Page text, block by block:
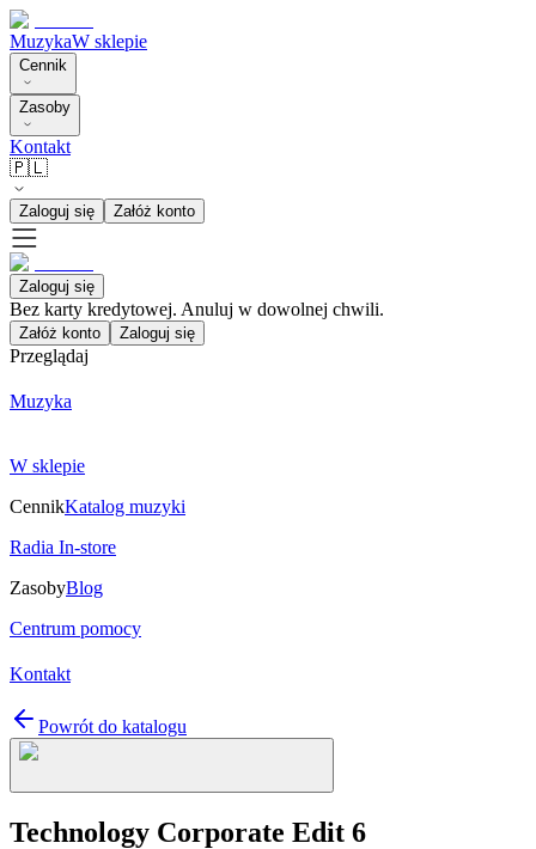
MuzykaW sklepie
Cennik
Zasoby
Kontakt
🇵🇱
Zaloguj się Załóż konto
Zaloguj się
Bez karty kredytowej. Anuluj w dowolnej chwili.
Załóż konto Zaloguj się
Przeglądaj
Muzyka
W sklepie
CennikKatalog muzyki
Radia In-store
ZasobyBlog
Centrum pomocy
Kontakt
Powrót do katalogu
Technology Corporate Edit 6